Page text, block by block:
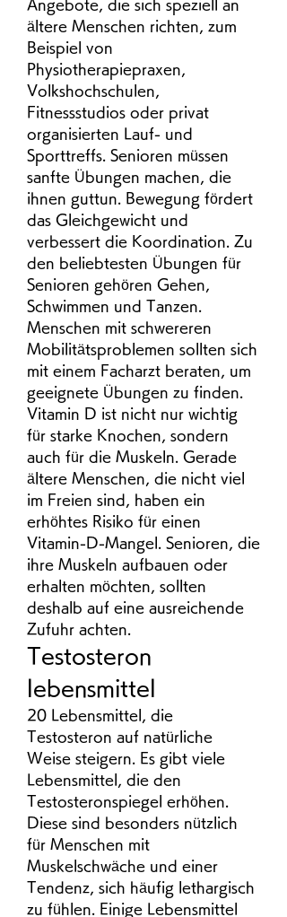
Angebote, die sich speziell an
ältere Menschen richten, zum
Beispiel von
Physiotherapiepraxen,
Volkshochschulen,
Fitnessstudios oder privat
organisierten Lauf- und
Sporttreffs. Senioren müssen
sanfte Übungen machen, die
ihnen guttun. Bewegung fördert
das Gleichgewicht und
verbessert die Koordination. Zu
den beliebtesten Übungen für
Senioren gehören Gehen,
Schwimmen und Tanzen.
Menschen mit schwereren
Mobilitätsproblemen sollten sich
mit einem Facharzt beraten, um
geeignete Übungen zu finden.
Vitamin D ist nicht nur wichtig
für starke Knochen, sondern
auch für die Muskeln. Gerade
ältere Menschen, die nicht viel
im Freien sind, haben ein
erhöhtes Risiko für einen
Vitamin-D-Mangel. Senioren, die
ihre Muskeln aufbauen oder
erhalten möchten, sollten
deshalb auf eine ausreichende
Zufuhr achten.
Testosteron
lebensmittel
20 Lebensmittel, die
Testosteron auf natürliche
Weise steigern. Es gibt viele
Lebensmittel, die den
Testosteronspiegel erhöhen.
Diese sind besonders nützlich
für Menschen mit
Muskelschwäche und einer
Tendenz, sich häufig lethargisch
zu fühlen. Einige Lebensmittel